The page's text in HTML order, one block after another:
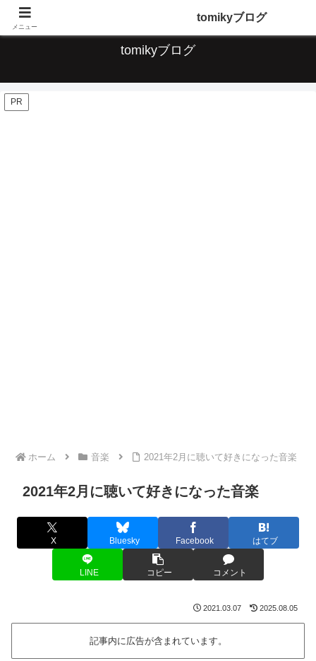
デジタルな便利なこと、ガジェット、音楽について情報発信していきます
tomikyブログ
PR
ホーム 音楽 2021年2月に聴いて好きになった音楽
2021年2月に聴いて好きになった音楽
X Bluesky Facebook はてブ
LINE コピー コメント
2021.03.07 2025.08.05
記事内に広告が含まれています。
メニュー
tomikyブログ